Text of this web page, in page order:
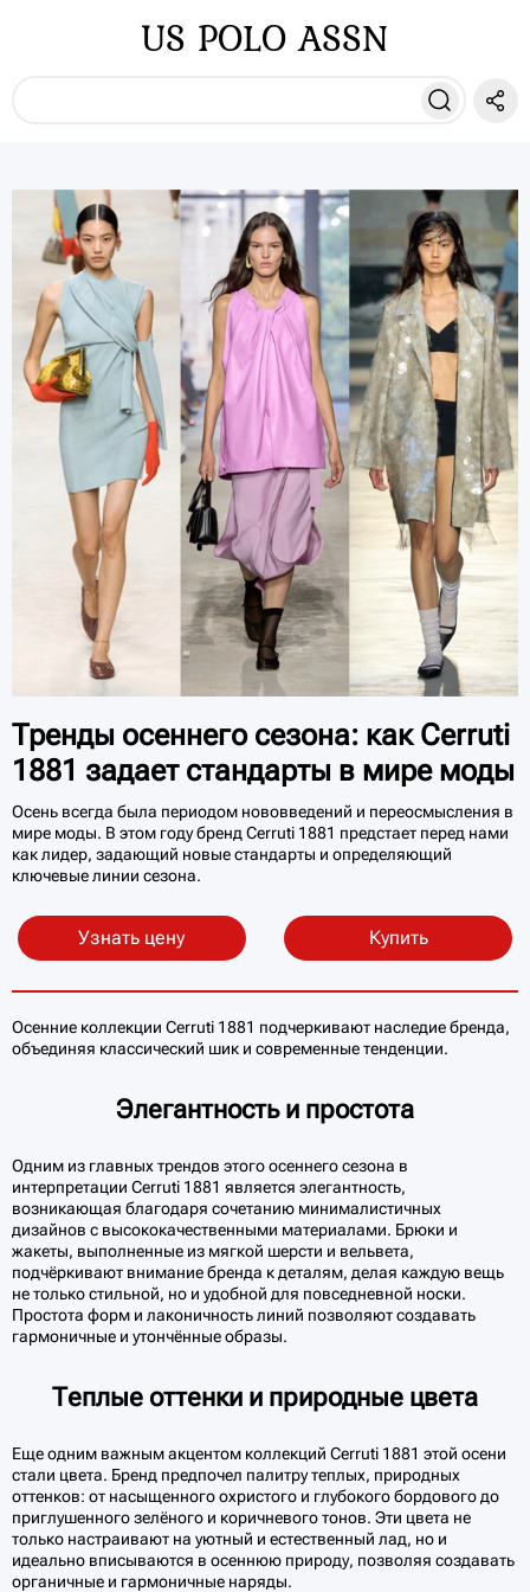
US POLO ASSN
Тренды осеннего сезона: как Cerruti
1881 задает стандарты в мире моды
Осень всегда была периодом нововведений и переосмысления в
мире моды. В этом году бренд Cerruti 1881 предстает перед нами
как лидер, задающий новые стандарты и определяющий
ключевые линии сезона.
Узнать цену Купить
Осенние коллекции Cerruti 1881 подчеркивают наследие бренда,
объединяя классический шик и современные тенденции.
Элегантность и простота
Одним из главных трендов этого осеннего сезона в
интерпретации Cerruti 1881 является элегантность,
возникающая благодаря сочетанию минималистичных
дизайнов с высококачественными материалами. Брюки и
жакеты, выполненные из мягкой шерсти и вельвета,
подчёркивают внимание бренда к деталям, делая каждую вещь
не только стильной, но и удобной для повседневной носки.
Простота форм и лаконичность линий позволяют создавать
гармоничные и утончённые образы.
Теплые оттенки и природные цвета
Еще одним важным акцентом коллекций Cerruti 1881 этой осени
стали цвета. Бренд предпочел палитру теплых, природных
оттенков: от насыщенного охристого и глубокого бордового до
приглушенного зелёного и коричневого тонов. Эти цвета не
только настраивают на уютный и естественный лад, но и
идеально вписываются в осеннюю природу, позволяя создавать
органичные и гармоничные наряды.